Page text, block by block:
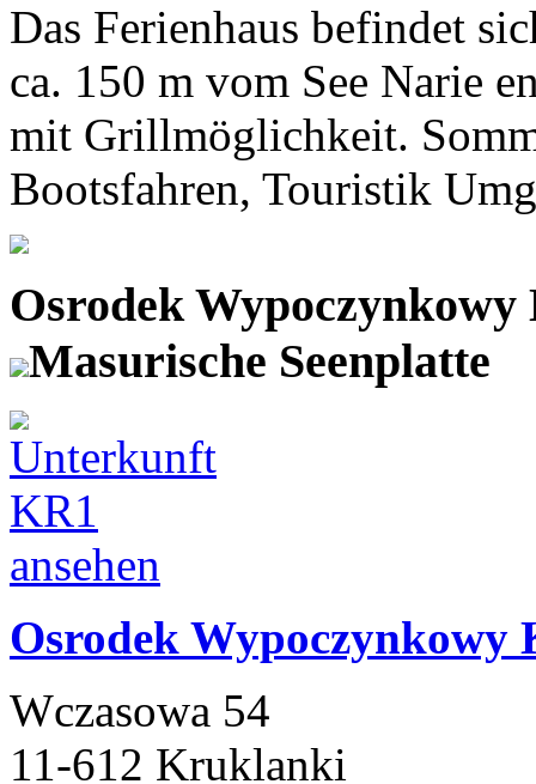
Das Ferienhaus befindet
ca. 150 m vom See Narie
mit Grillmöglichkeit.
Bootsfahren, Touristik
Osrodek
Masurische Seenplatte
Osrodek
Wczasowa 54
11-612 Kruklanki